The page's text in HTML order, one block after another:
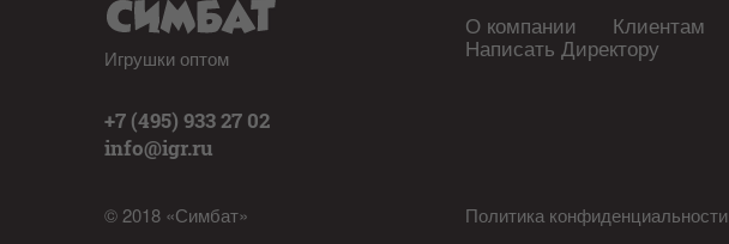
Игрушки оптом
+7 (495) 933 27 02
info@igr.ru
© 2018 «Симбат»
О компании Клиентам
Написать Директору
Политика конфиденциальности